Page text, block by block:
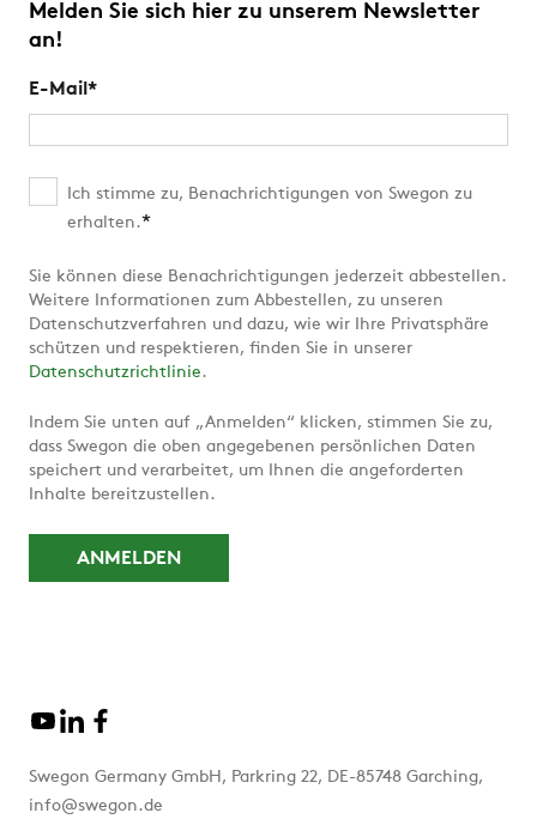
Melden Sie sich hier zu unserem Newsletter
an!
E-Mail *
Ich stimme zu, Benachrichtigungen von Swegon zu
erhalten.*
Sie können diese Benachrichtigungen jederzeit abbestellen.
Weitere Informationen zum Abbestellen, zu unseren
Datenschutzverfahren und dazu, wie wir Ihre Privatsphäre
schützen und respektieren, finden Sie in unserer
Datenschutzrichtlinie.
Indem Sie unten auf „Anmelden“ klicken, stimmen Sie zu,
dass Swegon die oben angegebenen persönlichen Daten
speichert und verarbeitet, um Ihnen die angeforderten
Inhalte bereitzustellen.
Swegon Germany GmbH, Parkring 22, DE-85748 Garching,
info@swegon.de